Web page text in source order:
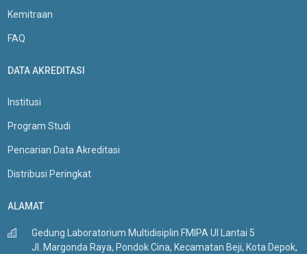
Kemitraan
FAQ
DATA AKREDITASI
Institusi
Program Studi
Pencarian Data Akreditasi
Distribusi Peringkat
ALAMAT
Gedung Laboratorium Multidisiplin FMIPA UI Lantai 5
Jl. Margonda Raya, Pondok Cina, Kecamatan Beji, Kota Depok,